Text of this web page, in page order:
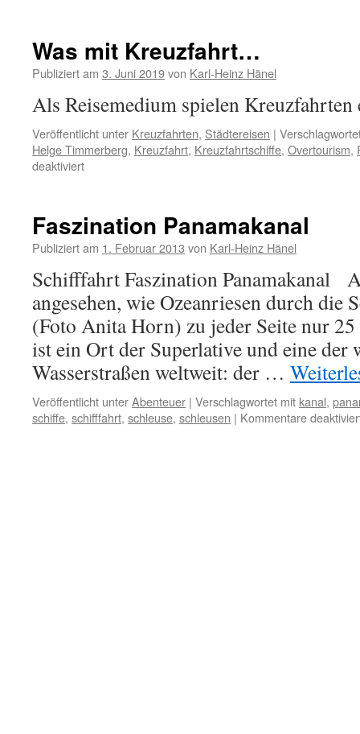
Was mit Kreuzfahrt…
Publiziert am 3. Juni 2019von Karl-Heinz Hänel
Als Reisemedium spielen
Veröffentlicht unter Kreuzfahrten, Städtereisen |
Helge Timmerberg, Kreuzfahrt, Kreuzfahrtschiffe, Overtourism,
deaktiviertfür
Faszination Panamakanal
Publiziert am 1. Februar 2013 von Karl-Heinz Hänel
Schifffahrt Faszination Panamakanal
angesehen, wie Ozeanriesen durch die
(Foto Anita Horn) zu jeder Seite nur
ist ein Ort der Superlative und eine der
Wasserstraßen weltweit: der …
Veröffentlicht unterAbenteuer | Verschlagwortet mit kanal,
schiffe, schifffahrt, schleuse, schleusen | Kommentare